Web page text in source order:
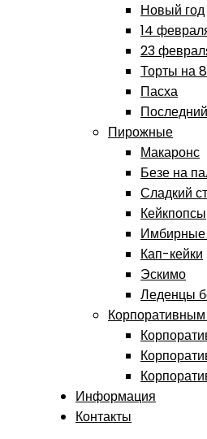
Новый год
14
23
Торты на
Пасха
Пирожные
Макаронс
Безе на
Сладкий
Кейкпопсы
Имбирные
Кап-кейки
Эскимо
Леденцы
Информация
Контакты